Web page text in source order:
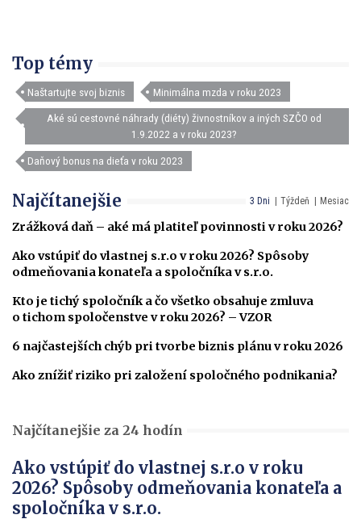
Top témy
Naštartujte svoj biznis Minimálna mzda v roku 2023
Aké sú cestovné náhrady (diéty) živnostníkov a iných SZČO od
1.9.2022 a v roku 2023?
Daňový bonus na dieťa v roku 2023
3 Dni Týždeň Mesiac
Najčítanejšie
Zrážková daň – aké má platiteľ povinnosti v roku 2026?
Ako vstúpiť do vlastnej s.r.o v roku 2026? Spôsoby
odmeňovania konateľa a spoločníka v s.r.o.
Kto je tichý spoločník a čo všetko obsahuje zmluva
o tichom spoločenstve v roku 2026? – VZOR
6 najčastejších chýb pri tvorbe biznis plánu v roku 2026
Ako znížiť riziko pri založení spoločného podnikania?
Najčítanejšie za 24 hodín
Ako vstúpiť do vlastnej s.r.o v roku
2026? Spôsoby odmeňovania konateľa a
spoločníka v s.r.o.